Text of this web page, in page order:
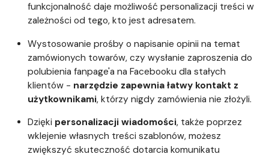
funkcjonalność daje możliwość personalizacji treści w
zależności od tego, kto jest adresatem.
Wystosowanie prośby o napisanie opinii na temat
zamówionych towarów, czy wysłanie zaproszenia do
polubienia fanpage'a na Facebooku dla stałych
klientów - narzędzie zapewnia łatwy kontakt z
użytkownikami, którzy nigdy zamówienia nie złożyli.
Dzięki personalizacji wiadomości, także poprzez
wklejenie własnych treści szablonów, możesz
zwiększyć skuteczność dotarcia komunikatu